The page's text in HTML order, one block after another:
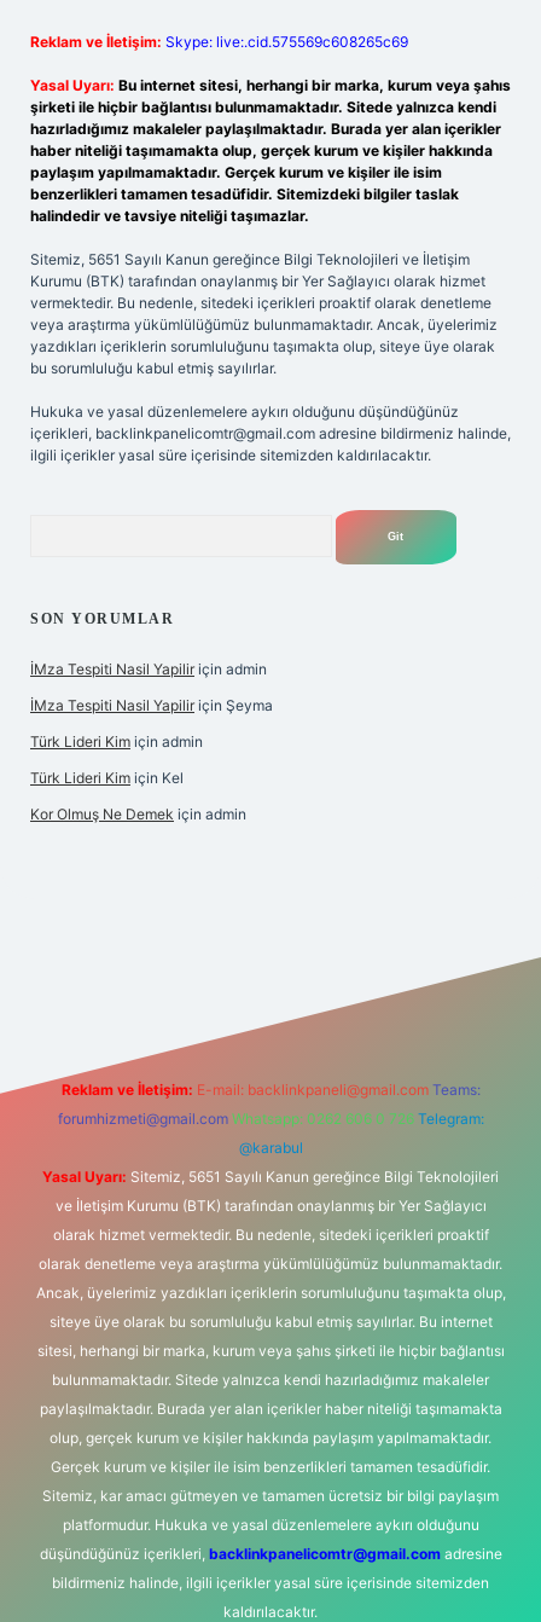
Reklam ve İletişim: Skype: live:.cid.575569c608265c69
Yasal Uyarı: Bu internet sitesi, herhangi bir marka, kurum veya şahıs
şirketi ile hiçbir bağlantısı bulunmamaktadır. Sitede yalnızca kendi
hazırladığımız makaleler paylaşılmaktadır. Burada yer alan içerikler
haber niteliği taşımamakta olup, gerçek kurum ve kişiler hakkında
paylaşım yapılmamaktadır. Gerçek kurum ve kişiler ile isim
benzerlikleri tamamen tesadüfidir. Sitemizdeki bilgiler taslak
halindedir ve tavsiye niteliği taşımazlar.
Sitemiz, 5651 Sayılı Kanun gereğince Bilgi Teknolojileri ve İletişim
Kurumu (BTK) tarafından onaylanmış bir Yer Sağlayıcı olarak hizmet
vermektedir. Bu nedenle, sitedeki içerikleri proaktif olarak denetleme
veya araştırma yükümlülüğümüz bulunmamaktadır. Ancak, üyelerimiz
yazdıkları içeriklerin sorumluluğunu taşımakta olup, siteye üye olarak
bu sorumluluğu kabul etmiş sayılırlar.
Hukuka ve yasal düzenlemelere aykırı olduğunu düşündüğünüz
içerikleri, backlinkpanelicomtr@gmail.com adresine bildirmeniz halinde,
ilgili içerikler yasal süre içerisinde sitemizden kaldırılacaktır.
SON YORUMLAR
İMza Tespiti Nasil Yapilir için admin
İMza Tespiti Nasil Yapilir için Şeyma
Türk Lideri Kim için admin
Türk Lideri Kim için Kel
Kor Olmuş Ne Demek için admin
Reklam ve İletişim: E-mail: backlinkpaneli@gmail.com Teams:
forumhizmeti@gmail.com Whatsapp: 0262 606 0 726 Telegram:
@karabul
Yasal Uyarı: Sitemiz, 5651 Sayılı Kanun gereğince Bilgi Teknolojileri
ve İletişim Kurumu (BTK) tarafından onaylanmış bir Yer Sağlayıcı
olarak hizmet vermektedir. Bu nedenle, sitedeki içerikleri proaktif
olarak denetleme veya araştırma yükümlülüğümüz bulunmamaktadır.
Ancak, üyelerimiz yazdıkları içeriklerin sorumluluğunu taşımakta olup,
siteye üye olarak bu sorumluluğu kabul etmiş sayılırlar. Bu internet
sitesi, herhangi bir marka, kurum veya şahıs şirketi ile hiçbir bağlantısı
bulunmamaktadır. Sitede yalnızca kendi hazırladığımız makaleler
paylaşılmaktadır. Burada yer alan içerikler haber niteliği taşımamakta
olup, gerçek kurum ve kişiler hakkında paylaşım yapılmamaktadır.
Gerçek kurum ve kişiler ile isim benzerlikleri tamamen tesadüfidir.
Sitemiz, kar amacı gütmeyen ve tamamen ücretsiz bir bilgi paylaşım
platformudur. Hukuka ve yasal düzenlemelere aykırı olduğunu
düşündüğünüz içerikleri, backlinkpanelicomtr@gmail.comadresine
bildirmeniz halinde, ilgili içerikler yasal süre içerisinde sitemizden
kaldırılacaktır.